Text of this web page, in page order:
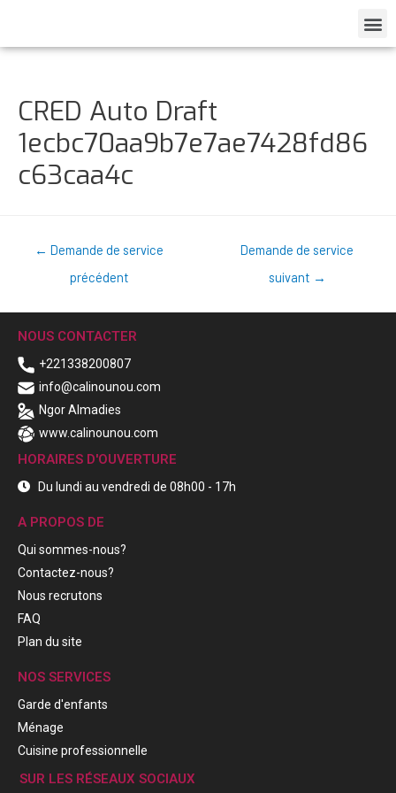
CRED Auto Draft
1ecbc70aa9b7e7ae7428fd86
c63caa4c
← Demande de service
précédent
Demande de service
suivant →
NOUS CONTACTER
+221338200807
info@calinounou.com
Ngor Almadies
www.calinounou.com
HORAIRES D'OUVERTURE
Du lundi au vendredi de 08h00 - 17h
A PROPOS DE
Qui sommes-nous?
Contactez-nous?
Nous recrutons
FAQ
Plan du site
NOS SERVICES
Garde d'enfants
Ménage
Cuisine professionnelle
SUR LES RÉSEAUX SOCIAUX